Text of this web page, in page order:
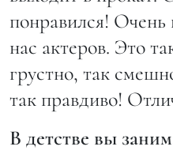
понравился!
нас актеров. Это
грустно, так
так правдиво!
В детстве вы